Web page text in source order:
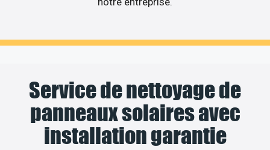
Service de nettoyage de
panneaux solaires avec
installation garantie